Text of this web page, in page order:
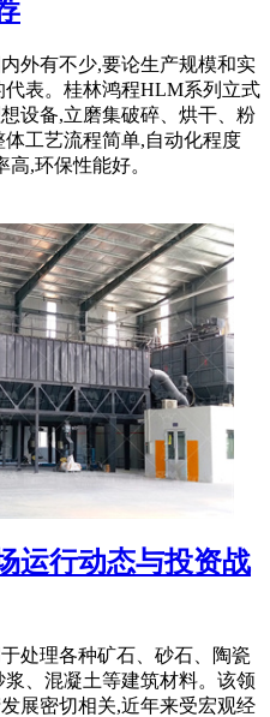
外有不少,要论生产规模和实
表。桂林鸿程HLM系列立式
设备,立磨集破碎、烘干、粉
工艺流程简单,自动化程度
,环保性能好。
运行动态与投资战
处理各种矿石、砂石、陶瓷
、混凝土等建筑材料。该领
展密切相关,近年来受宏观经